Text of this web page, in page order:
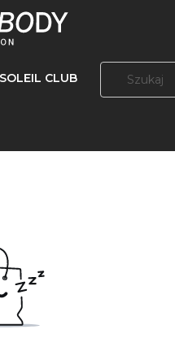
SOLEIL CLUB
się